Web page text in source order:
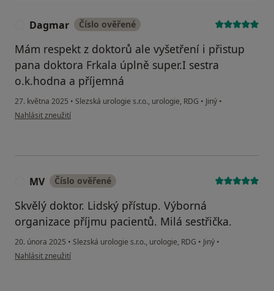
Dagmar Číslo ověřené
Mám respekt z doktorů ale vyšetření i přistup
pana doktora Frkala úplně super.I sestra
o.k.hodna a příjemná
27. května 2025 • Slezská urologie s.r.o., urologie, RDG • Jiný •
podle názoru uživatele Dagmar
Nahlásit zneužití
MV Číslo ověřené
Skvělý doktor. Lidský přístup. Výborná
organizace příjmu pacientů. Milá sestřička.
20. února 2025 • Slezská urologie s.r.o., urologie, RDG • Jiný •
podle názoru uživatele MV
Nahlásit zneužití